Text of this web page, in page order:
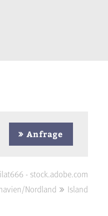
Anfrage
- stock.adobe.com
Nordland
Island